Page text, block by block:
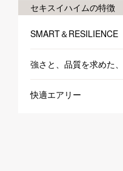
セキスイハイムの特徴
SMART＆RESILIENCE
強さと、品質を求めた
快適エアリー